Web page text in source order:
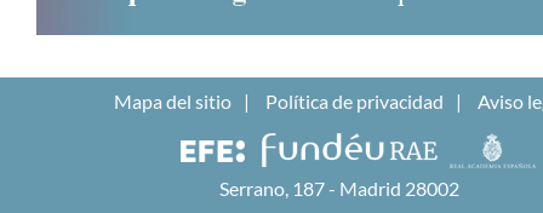
Mapa del sitio Política de privacidad Aviso
Serrano, 187 - Madrid 28002